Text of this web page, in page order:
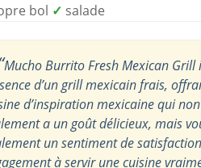
bol ✓ salade
Mucho Burrito Fresh Mexican Grill
d’un grill mexicain frais,
d’inspiration mexicaine qui non
a un goût délicieux, mais
un sentiment de
à servir une cuisine